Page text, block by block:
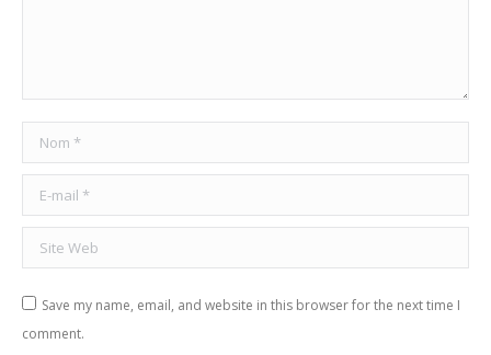
Nom *
E-mail *
Site Web
Save my name, email, and website in this browser for the next time I
comment.